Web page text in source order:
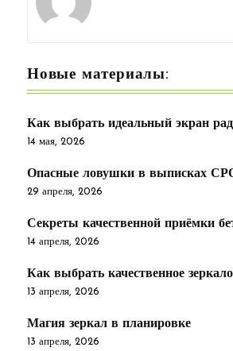
Новые материалы:
Как выбрать идеальный экран
14 мая, 2026
Опасные ловушки в выписках
29 апреля, 2026
Секреты качественной приёмки
14 апреля, 2026
Как выбрать качественное зеркало
13 апреля, 2026
Магия зеркал в планировке
13 апреля, 2026